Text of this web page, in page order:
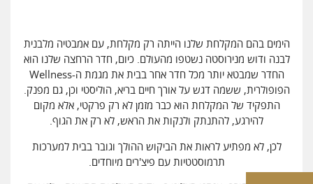
הימים בהם המקלחת שלנו הייתה רק מקלחת, עם אמבטיה מלבנית
לבנה ודוש מנירוסטה נשטפו מהעולם. כיום, חדר הרחצה שלנו הוא
החדר שמבטא יותר מכל חדר אחר בבית את מגמת ה-Wellness
הפופולרית, ששמה דגש על אורך חיים בריא, הוליסטי וכן, גם מפנק.
התפקיד של המקלחת הוא כבר מזמן לא רק פרקטי, אלא מקום
להירגע, להתנתק ולנקות את הראש, לא רק את הגוף.
לכן, לא מפתיע לראות את הביקוש ההולך וגובר בבית למערכות
תרמוסטטיות עם פיצ'רים מיוחדים.